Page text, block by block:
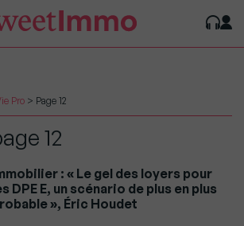
Pro > Page 12
12
: « Le gel des loyers pour
DPE E, un scénario de plus en plus
», Éric Houdet